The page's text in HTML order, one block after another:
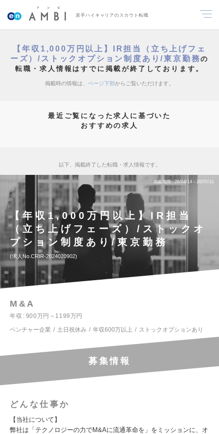
若手ハイキャリアのスカウト転職
【年収1,000万円以上】IR担当（立ち上げフェ
ーズ）/ストックオプション制度あり/東京勤務の
転職・求人情報はすでに掲載が終了しております。
掲載時の情報は、 ページ下部からご覧いただけます。
最近ご覧になった求人に基づいた
おすすめの求人
以下、掲載終了した転職・求人情報です。
掲載期間 26/04/14～26/05/21
【年収1,000万円以上】IR担当
（立ち上げフェーズ）/ストックオ
プション制度あり/東京勤務
求人No.CRIR-2024020902
M&A
年収
900万円～1199万円
ベンチャー企業
土日祝休み 年収600万以上 ストックオプションあり
募集情報
どんな仕事か
【当社について】
弊社は「テクノロジーの力でM&Aに流通革命を」をミッションに、オ